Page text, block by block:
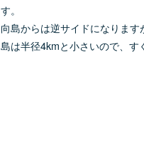
す。
向島からは逆サイドになります
島は半径4kmと小さいので、す